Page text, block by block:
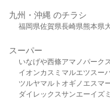
九州・沖縄 のチラシ
福岡県佐賀県長崎県熊本県
スーパー
いなげや西條アマノパークス
イオンカスミ マルエツ スー
ツルヤマルト オギノ エスマ
ダイレックスサンエーイズ